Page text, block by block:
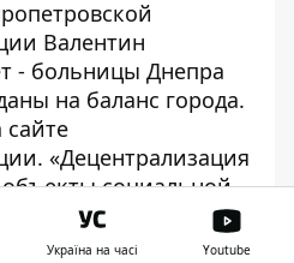
Валентин
- больницы Днепра
на баланс города.
сайте
. «Децентрализация
объекты социальной
больницы были
Это их собственность
Україна на часі Youtube